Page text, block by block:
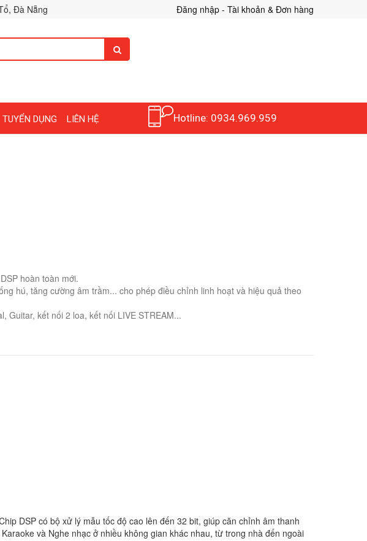
Đà Nẵng Đăng nhập - Tài khoản & Đơn hàng
TUYỂN DỤNG LIÊN HỆ
Hotline: 0934.969.959
hoàn toàn mới.
hú, tăng cường âm trầm... cho phép điều chỉnh linh hoạt và hiệu quả theo
Guitar, kết nối 2 loa, kết nối LIVE STREAM...
DSP có bộ xử lý mẫu tốc độ cao lên đến 32 bit, giúp căn chỉnh âm thanh
và Nghe nhạc ở nhiều không gian khác nhau, từ trong nhà đến ngoài